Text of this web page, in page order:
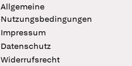
Allgemeine
Nutzungsbedingungen
Impressum
Datenschutz
Widerrufsrecht